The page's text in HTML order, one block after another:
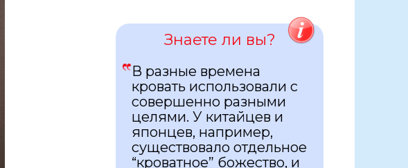
Знаете ли вы?
В разные времена
кровать использовали с
совершенно разными
целями. У китайцев и
японцев, например,
существовало отдельное
“кроватное” божество, и